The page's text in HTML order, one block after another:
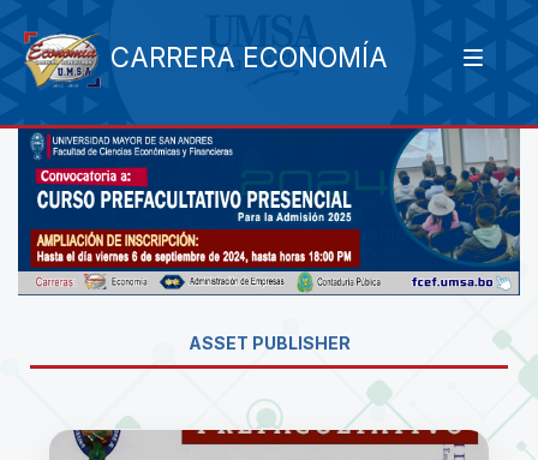
CARRERA ECONOMÍA
ASSET PUBLISHER